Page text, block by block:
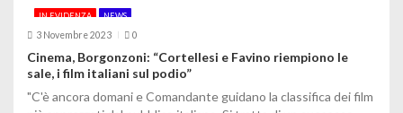
c
o
l
IN EVIDENZA NEWS
3 Novembre 2023 0
Cinema, Borgonzoni: “Cortellesi e Favino riempiono le
sale, i film italiani sul podio”
"C'è ancora domani e Comandante guidano la classifica dei film